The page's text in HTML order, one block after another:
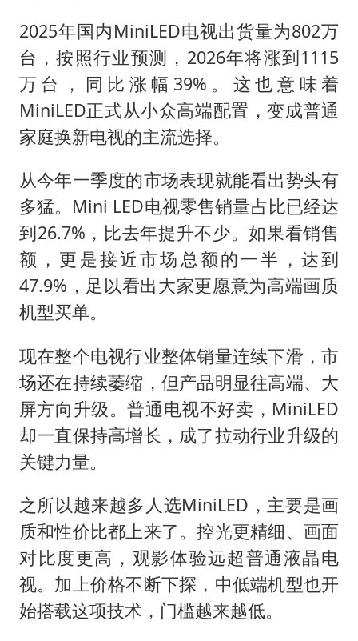
杭州全市有序停课
夏日经济乘“热”而上 消费市场向“新”而行
36岁男演员成景区NPC后人气爆棚
新疆优化调整景区内自驾服务费
宇树王兴兴被问了360多个问题
乐享全民健身 共筑健康中国
2025年国内MiniLED电视出货量为802万
台，按照行业预测，2026年将涨到1115
万台，同比涨幅39%。这也意味着
MiniLED正式从小众高端配置，变成普通
家庭换新电视的主流选择。
从今年一季度的市场表现就能看出势头有
多猛。Mini LED电视零售销量占比已经达
到26.7%，比去年提升不少。如果看销售
额，更是接近市场总额的一半，达到
47.9%，足以看出大家更愿意为高端画质
机型买单。
现在整个电视行业整体销量连续下滑，市
场还在持续萎缩，但产品明显往高端、大
屏方向升级。普通电视不好卖，MiniLED
却一直保持高增长，成了拉动行业升级的
关键力量。
之所以越来越多人选MiniLED，主要是画
质和性价比都上来了。控光更精细、画面
对比度更高，观影体验远超普通液晶电
视。加上价格不断下探，中低端机型也开
始搭载这项技术，门槛越来越低。